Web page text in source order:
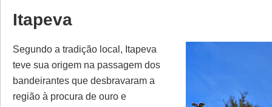
Itapeva
Segundo a tradição local, Itapeva
teve sua origem na passagem dos
bandeirantes que desbravaram a
região à procura de ouro e